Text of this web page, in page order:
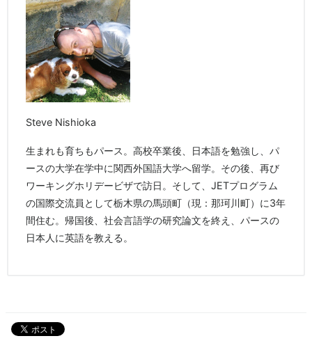
Steve Nishioka
生まれも育ちもパース。高校卒業後、日本語を勉強し、パ
ースの大学在学中に関西外国語大学へ留学。その後、再び
ワーキングホリデービザで訪日。そして、JETプログラム
の国際交流員として栃木県の馬頭町（現：那珂川町）に3年
間住む。帰国後、社会言語学の研究論文を終え、パースの
日本人に英語を教える。